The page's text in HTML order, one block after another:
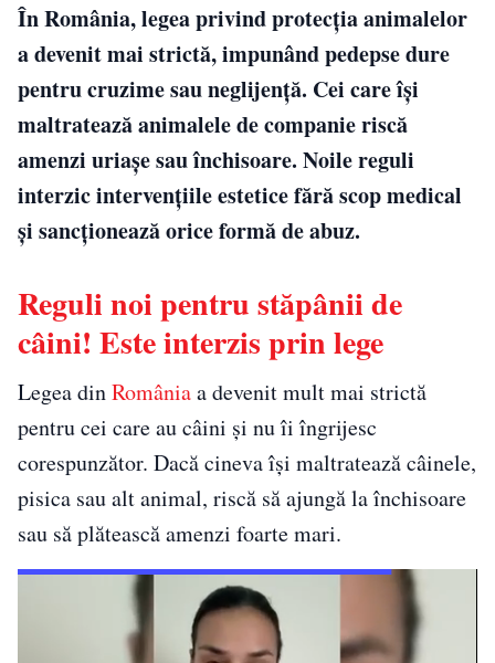
În România, legea privind protecția animalelor
a devenit mai strictă, impunând pedepse dure
pentru cruzime sau neglijență. Cei care își
maltratează animalele de companie riscă
amenzi uriașe sau închisoare. Noile reguli
interzic intervențiile estetice fără scop medical
și sancționează orice formă de abuz.
Reguli noi pentru stăpânii de
câini! Este interzis prin lege
Legea dinRomâniaa devenit mult mai strictă
pentru cei care au câini și nu îi îngrijesc
corespunzător. Dacă cineva își maltratează câinele,
pisica sau alt animal, riscă să ajungă la închisoare
sau să plătească amenzi foarte mari.